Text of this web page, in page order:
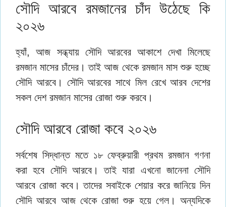
সৌদি আরবে রমজানের চাঁদ উঠেছে কি
২০২৬
হ্যাঁ, আজ সন্ধ্যায় সৌদি আরবের আকাশে দেখা মিলেছে
রমজান মাসের চাঁদের। তাই আজ থেকে রমজান মাস শুরু হচ্ছে
সৌদি আরবে। সৌদি আরবের সাথে মিল রেখে আরব দেশের
সকল দেশ রমজান মাসের রোজা শুরু করবে।
সৌদি আরবে রোজা কবে ২০২৬
সর্বশেষ সিদ্ধান্ত মতে ১৮ ফেব্রুয়ারী প্রথম রমজান গণনা
করা হবে সৌদি আরবে। তাই যারা এখনো জানেনা সৌদি
আরবে রোজা কবে। তাদের সবাইকে শেয়ার করে জানিয়ে দিন
সৌদি আরবে আজ থেকে রোজা শুরু হয়ে গেল। অন্যদিকে